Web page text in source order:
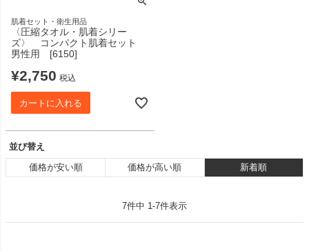
肌着セット・衛生用品
〈圧縮タオル・肌着シリー
ズ〉 コンパクト肌着セット
男性用 [6150]
¥2,750 税込
カートに入れる
並び替え
価格が安い順 価格が高い順 新着順
7件中 1-7件表示